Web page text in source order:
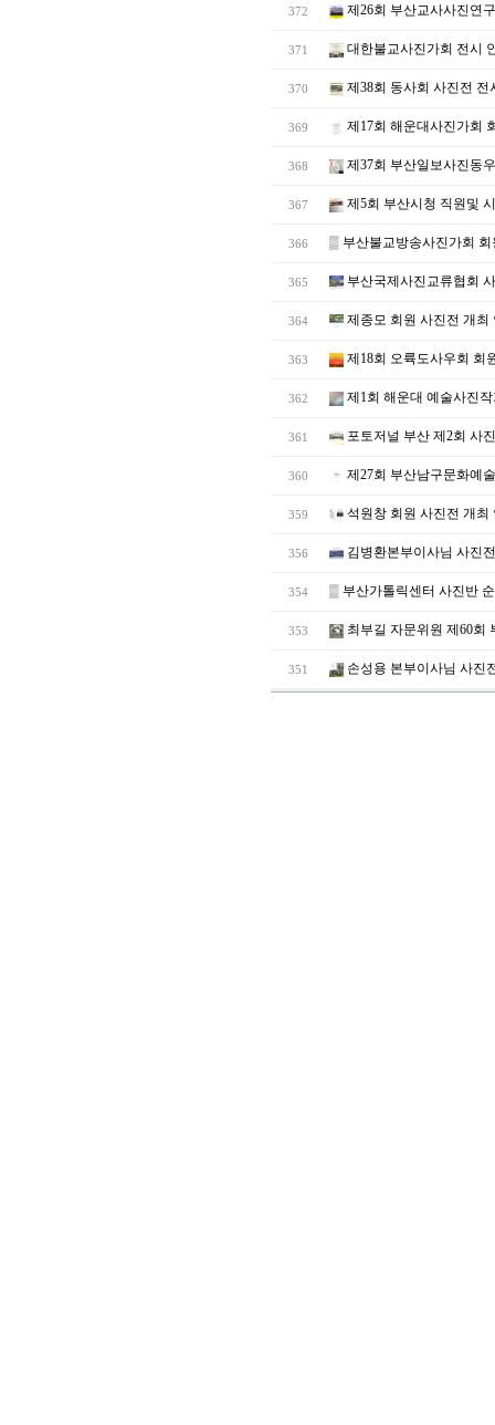
372 제26회 부산교사사진연
371 대한불교사진가회 전시
370 제38회 동사회 사진전 전
369 제17회 해운대사진가회
368 제37회 부산일보사진동
367 제5회 부산시청 직원및
366 ▒ 부산불교방송사진가회
365 부산국제사진교류협회
364 제종모 회원 사진전 개최
363 제18회 오륙도사우회 회
362 제1회 해운대 예술사진
361 포토저널 부산 제2회 사
360 제27회 부산남구문화예
359 석원창 회원 사진전 개최
356 김병환본부이사님 사진
354 ▒ 부산가톨릭센터 사진반
353 최부길 자문위원 제60
351 손성용 본부이사님 사진